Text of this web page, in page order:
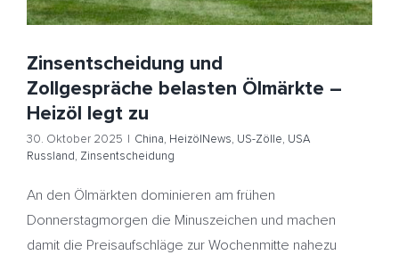
Zinsentscheidung und
Zollgespräche belasten Ölmärkte –
Heizöl legt zu
30. Oktober 2025 | China, HeizölNews, US-Zölle, USA
Russland, Zinsentscheidung
An den Ölmärkten dominieren am frühen
Donnerstagmorgen die Minuszeichen und machen
damit die Preisaufschläge zur Wochenmitte nahezu